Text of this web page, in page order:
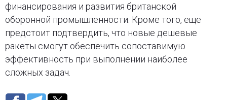
финансирования и развития британской
оборонной промышленности. Кроме того, еще
предстоит подтвердить, что новые дешевые
ракеты смогут обеспечить сопоставимую
эффективность при выполнении наиболее
сложных задач.